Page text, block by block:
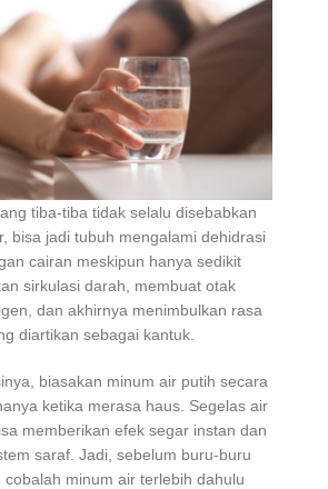
tiba-tiba tidak selalu disebabkan
bisa jadi tubuh mengalami dehidrasi
cairan meskipun hanya sedikit
sirkulasi darah, membuat otak
dan akhirnya menimbulkan rasa
diartikan sebagai kantuk.
biasakan minum air putih secara
ketika merasa haus. Segelas air
memberikan efek segar instan dan
saraf. Jadi, sebelum buru-buru
cobalah minum air terlebih dahulu